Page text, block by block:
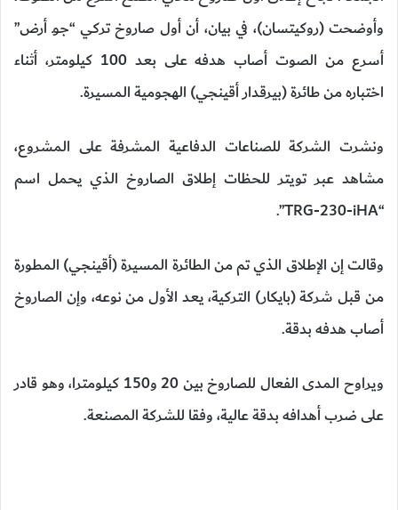
وأوضحت (روكيتسان)، في بيان، أن أول صاروخ تركي “جوـ أرض”
أسرع من الصوت أصاب هدفه على بعد 100 كيلومتر، أثناء
اختباره من طائرة (بيرقدار أقينجي) الهجومية المسيرة.
ونشرت الشركة للصناعات الدفاعية المشرفة على المشروع،
مشاهد عبر تويتر للحظات إطلاق الصاروخ الذي يحمل اسم
“TRG-230-iHA”.
وقالت إن الإطلاق الذي تم من الطائرة المسيرة (أقينجي) المطورة
من قبل شركة (بايكار) التركية، يعد الأول من نوعه، وإن الصاروخ
أصاب هدفه بدقة.
ويراوح المدى الفعال للصاروخ بين 20 و150 كيلومترا، وهو قادر
على ضرب أهدافه بدقة عالية، وفقا للشركة المصنعة.